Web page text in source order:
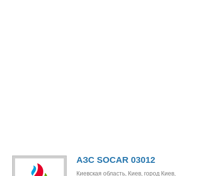
АЗС SOCAR 03012
Киевская область, Киев, город Киев,